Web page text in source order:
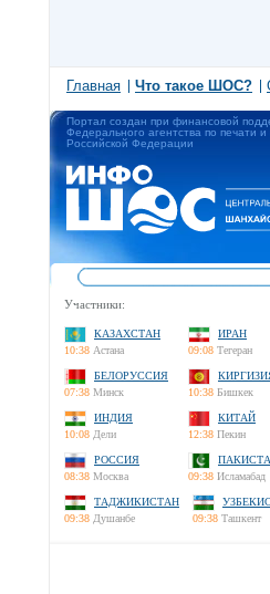
Главная Что такое ШОС?
Портал создан при финансовой
Федерального агентства по печати
Российской Федерации
Участники:
КАЗАХСТАН
10:38 Астана
ИРАН
09:08 Тегеран
БЕЛОРУССИЯ
07:38 Минск
10:38 Бишкек
ИНДИЯ
10:08 Дели
КИТАЙ
12:38 Пекин
РОССИЯ
08:38 Москва
09:38 Исламабад
ТАДЖИКИСТАН
09:38 Душанбе
09:38 Ташкент